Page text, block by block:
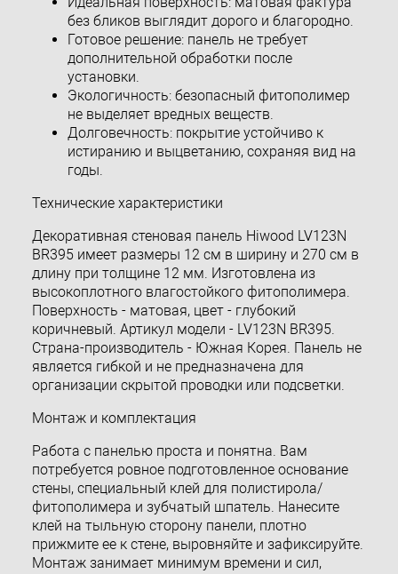
без бликов выглядит дорого и благородно.
Готовое решение: панель не требует
дополнительной обработки после
установки.
Экологичность: безопасный фитополимер
не выделяет вредных веществ.
Долговечность: покрытие устойчиво к
истиранию и выцветанию, сохраняя вид на
годы.
Технические характеристики
Декоративная стеновая панель Hiwood LV123N
BR395 имеет размеры 12 см в ширину и 270 см в
длину при толщине 12 мм. Изготовлена из
высокоплотного влагостойкого фитополимера.
Поверхность - матовая, цвет - глубокий
коричневый. Артикул модели - LV123N BR395.
Страна-производитель - Южная Корея. Панель не
является гибкой и не предназначена для
организации скрытой проводки или подсветки.
Монтаж и комплектация
Работа с панелью проста и понятна. Вам
потребуется ровное подготовленное основание
стены, специальный клей для полистирола/
фитополимера и зубчатый шпатель. Нанесите
клей на тыльную сторону панели, плотно
прижмите ее к стене, выровняйте и зафиксируйте.
Монтаж занимает минимум времени и сил,